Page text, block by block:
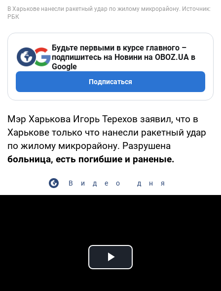
Будьте первыми в курсе главного –
подпишитесь на Новини на OBOZ.UA в
Google
Подписаться
Мэр Харькова Игорь Терехов заявил, что в
Харькове только что нанесли ракетный удар
по жилому микрорайону. Разрушена
больница, есть погибшие и раненые.
Видео дня
Play Video